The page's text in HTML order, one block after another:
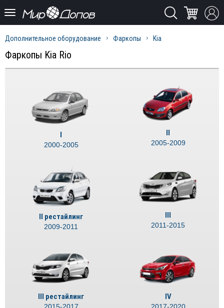
Дополнительное оборудование Фаркопы Kia
Фаркопы Kia Rio
2000-2005
II
2005-2009
II рестайлинг
2009-2011
III
2011-2015
III рестайлинг IV